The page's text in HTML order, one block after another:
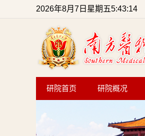
2026年8月7日星期五5:43:15
研院首页 研院概况